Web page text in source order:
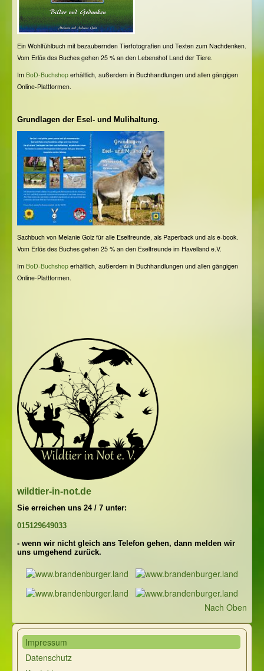
Ein Wohlfühlbuch mit bezaubernden Tierfotografien und Texten zum Nachdenken.
Vom Erlös des Buches gehen 25 % an den Lebenshof Land der Tiere.
Im BoD-Buchshop erhältlich, außerdem in Buchhandlungen und allen gängigen
Online-Plattformen.
Grundlagen der Esel- und Mulihaltung.
Sachbuch von Melanie Golz für alle Eselfreunde, als Paperback und als e-book.
Vom Erlös des Buches gehen 25 % an den Eselfreunde im Havelland e.V.
Im BoD-Buchshop erhältlich, außerdem in Buchhandlungen und allen gängigen
Online-Plattformen.
wildtier-in-not.de
Sie erreichen uns 24 / 7 unter:
015129649033
- wenn wir nicht gleich ans Telefon gehen, dann melden wir
uns umgehend zurück.
Nach Oben
Impressum
Datenschutz